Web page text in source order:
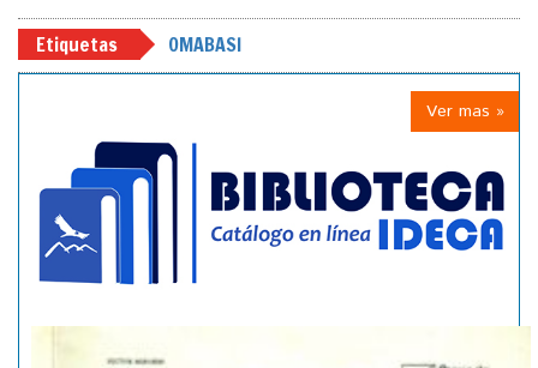
Etiquetas OMABASI
Ver mas »